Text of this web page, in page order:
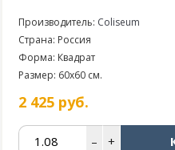
Производитель: Coliseum
Страна: Россия
Форма: Квадрат
Размер: 60x60 см.
2 425 руб.
– +